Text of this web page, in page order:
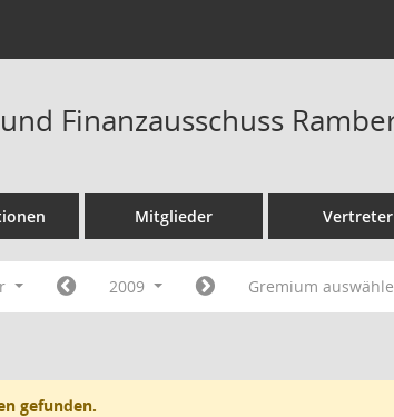
Finanzausschuss
Mitglieder Vertreter
2009 Gremium
gefunden.